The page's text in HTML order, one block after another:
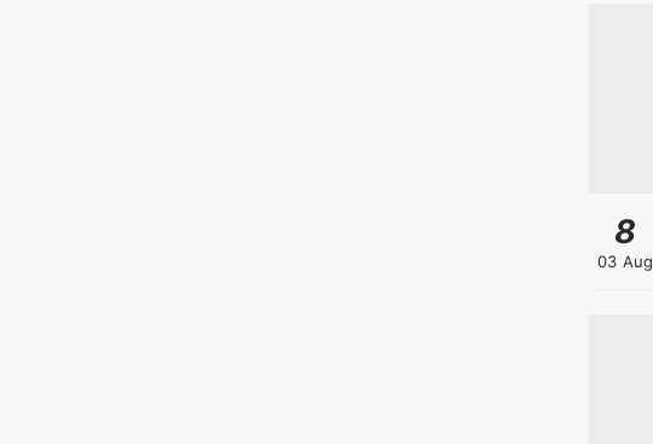
8
03 Aug